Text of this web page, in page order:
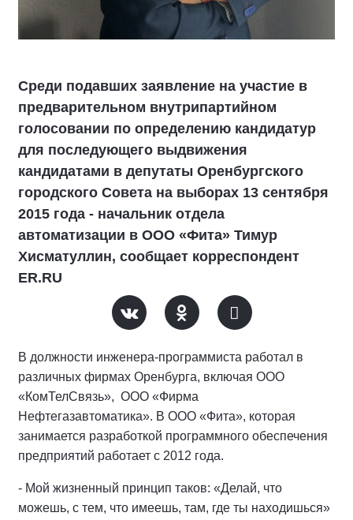
Среди подавших заявление на участие в
предварительном внутрипартийном
голосовании по определению кандидатур
для последующего выдвижения
кандидатами в депутаты Оренбургского
городского Совета на выборах 13 сентября
2015 года - начальник отдела
автоматизации в ООО «Фита» Тимур
Хисматуллин, сообщает корреспондент
ER.RU
В должности инженера-программиста работал в
различных фирмах Оренбурга, включая ООО
«КомТелСвязь», ООО «Фирма
Нефтегазавтоматика». В ООО «Фита», которая
занимается разработкой программного обеспечения
предприятий работает с 2012 года.
- Мой жизненный принцип таков: «Делай, что
можешь, с тем, что имеешь, там, где ты находишься»